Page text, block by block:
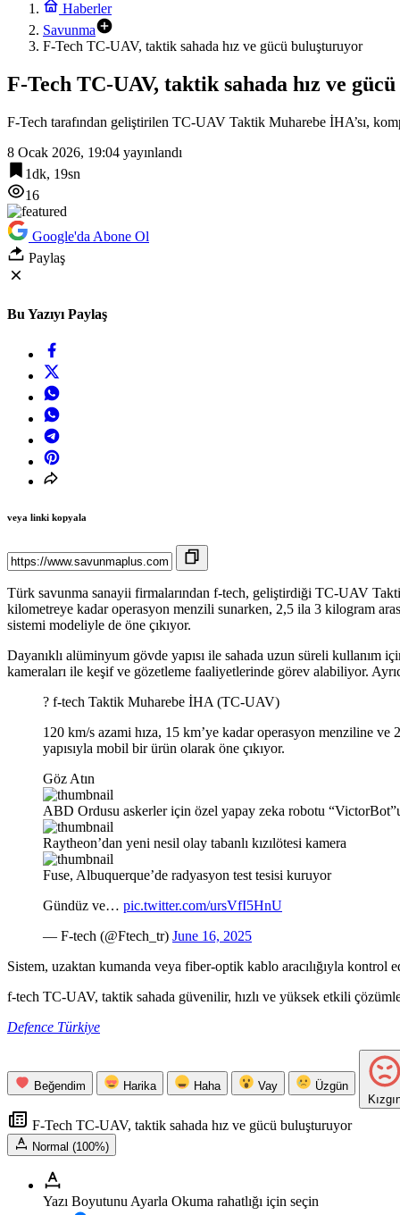
Haberler
Savunma
F-Tech TC-UAV, taktik sahada hız ve gücü buluşturuyor
F-Tech TC-UAV, taktik sahada hız ve
F-Tech tarafından geliştirilen TC-UAV Taktik Muharebe İHA’sı,
8 Ocak 2026, 19:04 yayınlandı
1dk, 19sn
16
Google'da Abone Ol
Paylaş
Bu Yazıyı Paylaş
veya linki kopyala
Türk savunma sanayii firmalarından f-tech, geliştirdiği TC-UAV
kilometreye kadar operasyon menzili sunarken, 2,5 ila 3 kilogram
sistemi modeliyle de öne çıkıyor.
Dayanıklı alüminyum gövde yapısı ile sahada uzun süreli
kameraları ile keşif ve gözetleme faaliyetlerinde görev alabiliyor.
? f-tech Taktik Muharebe İHA (TC-UAV)
120 km/s azami hıza, 15 km’ye kadar operasyon menziline
yapısıyla mobil bir ürün olarak öne çıkıyor.
Göz Atın
ABD Ordusu askerler için özel yapay zeka robotu “VictorBot”u
Raytheon’dan yeni nesil olay tabanlı kızılötesi kamera
Fuse, Albuquerque’de radyasyon test tesisi kuruyor
Gündüz ve… pic.twitter.com/ursVfI5HnU
— F-tech (@Ftech_tr) June 16, 2025
Sistem, uzaktan kumanda veya fiber-optik kablo aracılığıyla
f-tech TC-UAV, taktik sahada güvenilir, hızlı ve yüksek etkili
Defence Türkiye
Beğendim Harika Haha Vay
Üzgün
F-Tech TC-UAV, taktik sahada hız ve gücü buluşturuyor
Normal (100%)
Yazı Boyutunu Ayarla Okuma rahatlığı için seçin